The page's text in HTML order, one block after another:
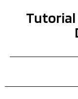
Tutorial